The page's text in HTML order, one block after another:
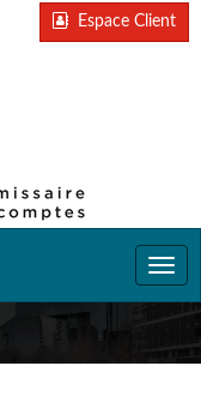
Espace Client